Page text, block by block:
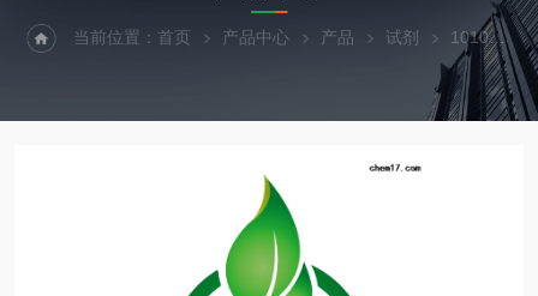
当前位置：首页 产品中心 产品 试剂 101000006Polyplus DNA高效转染试剂